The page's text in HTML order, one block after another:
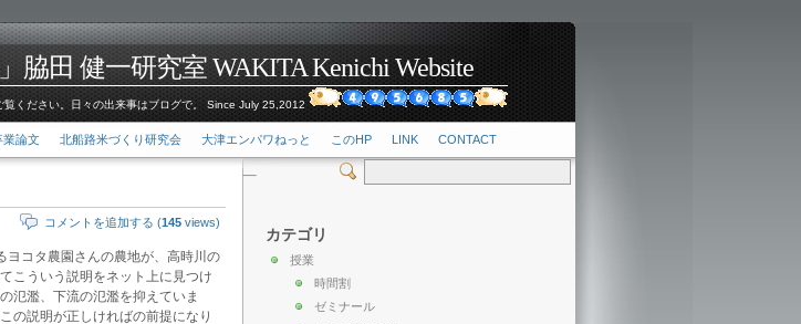
脇田 健一研究室 WAKITA Kenichi Website
ください。日々の出来事はブログで。 Since July 25,2012
業論文 北船路米づくり研究会 大津エンパワねっと このHP LINK CONTACT
コメントを追加する (145 views)
ヨコタ農園さんの農地が、高時川の
こういう説明をネット上に見つけ
氾濫、下流の氾濫を抑えていま
の説明が正しければの前提になり
カテゴリ
授業
時間割
ゼミナール